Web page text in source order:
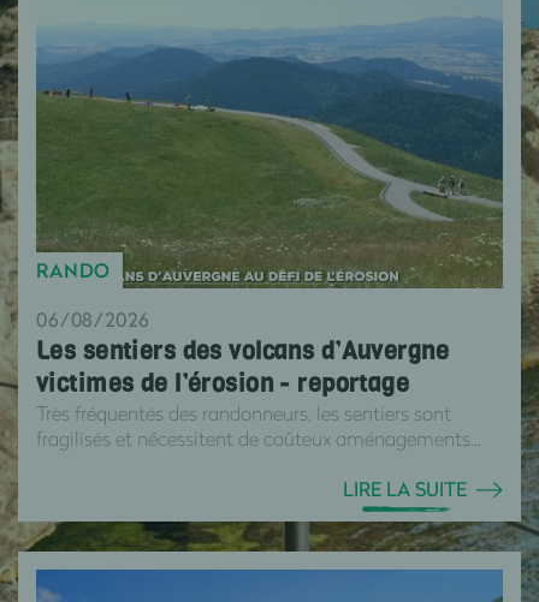
RANDO
06/08/2026
Les sentiers des volcans d’Auvergne
victimes de l’érosion - reportage
Très fréquentés des randonneurs, les sentiers sont
fragilisés et nécessitent de coûteux aménagements...
LIRE LA SUITE